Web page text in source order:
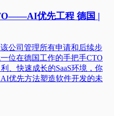
优先工程 德国 |
公司管理所有申请和后续步
位在德国工作的手把手CTO
快速成长的SaaS环境，你
优先方法塑造软件开发的未